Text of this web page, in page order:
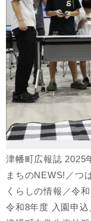
津幡町広報誌 2025
まちのNEWS!／つ
くらしの情報／令
令和8年度 入園申込